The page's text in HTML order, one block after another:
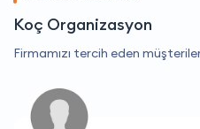
Koç Organizasyon
Firmamızı tercih eden